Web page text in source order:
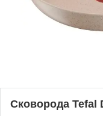
Сковорода Tefal